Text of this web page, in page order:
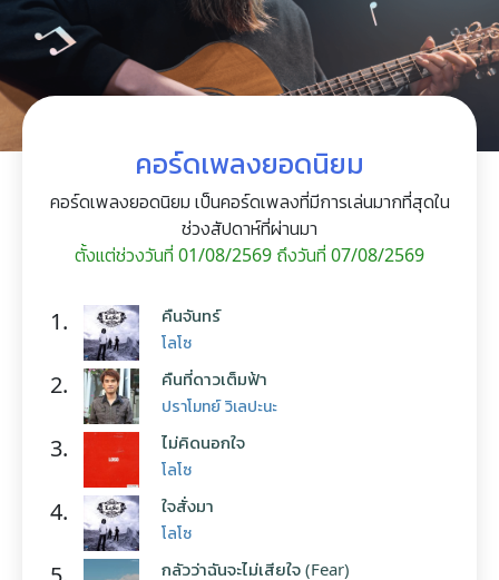
คอร์ดเพลงยอดนิยม
คอร์ดเพลงยอดนิยม เป็นคอร์ดเพลงที่มีการเล่นมากที่สุดใน
ช่วงสัปดาห์ที่ผ่านมา
ตั้งแต่ช่วงวันที่ 01/08/2569 ถึงวันที่ 07/08/2569
1. คืนจันทร์
โลโซ
2. คืนที่ดาวเต็มฟ้า
ปราโมทย์ วิเลปะนะ
3. ไม่คิดนอกใจ
โลโซ
4. ใจสั่งมา
โลโซ
กลัวว่าฉันจะไม่เสียใจ (Fear)